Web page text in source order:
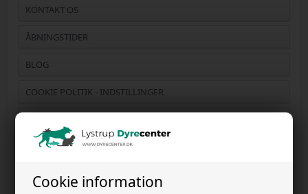
Cookie information
KONTAKT OS
ÅBNINGSTIDER
BLOG
COOKIE POLITIK - INDSTILLINGER
HANDELSBETINGELSER
F.A.Q.